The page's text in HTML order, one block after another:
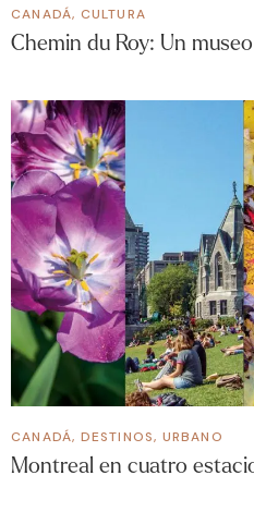
CANADÁ, CULTURA
Chemin du Roy: Un
CANADÁ, DESTINOS, URBANO
Montreal en cuatro